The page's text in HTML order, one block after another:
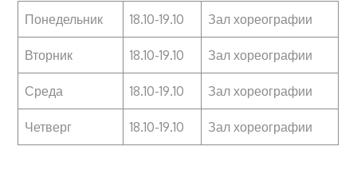
Понедельник 18.10-19.10 Зал хореографии
Вторник 18.10-19.10 Зал хореографии
Среда 18.10-19.10 Зал хореографии
Четверг 18.10-19.10 Зал хореографии